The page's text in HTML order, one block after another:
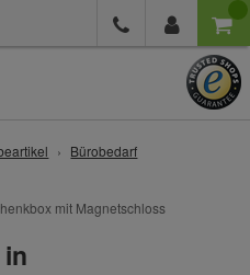
Bürobedarf
mit Magnetschloss